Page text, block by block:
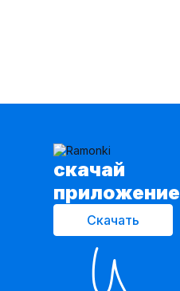
cкачай
приложение
Скачать